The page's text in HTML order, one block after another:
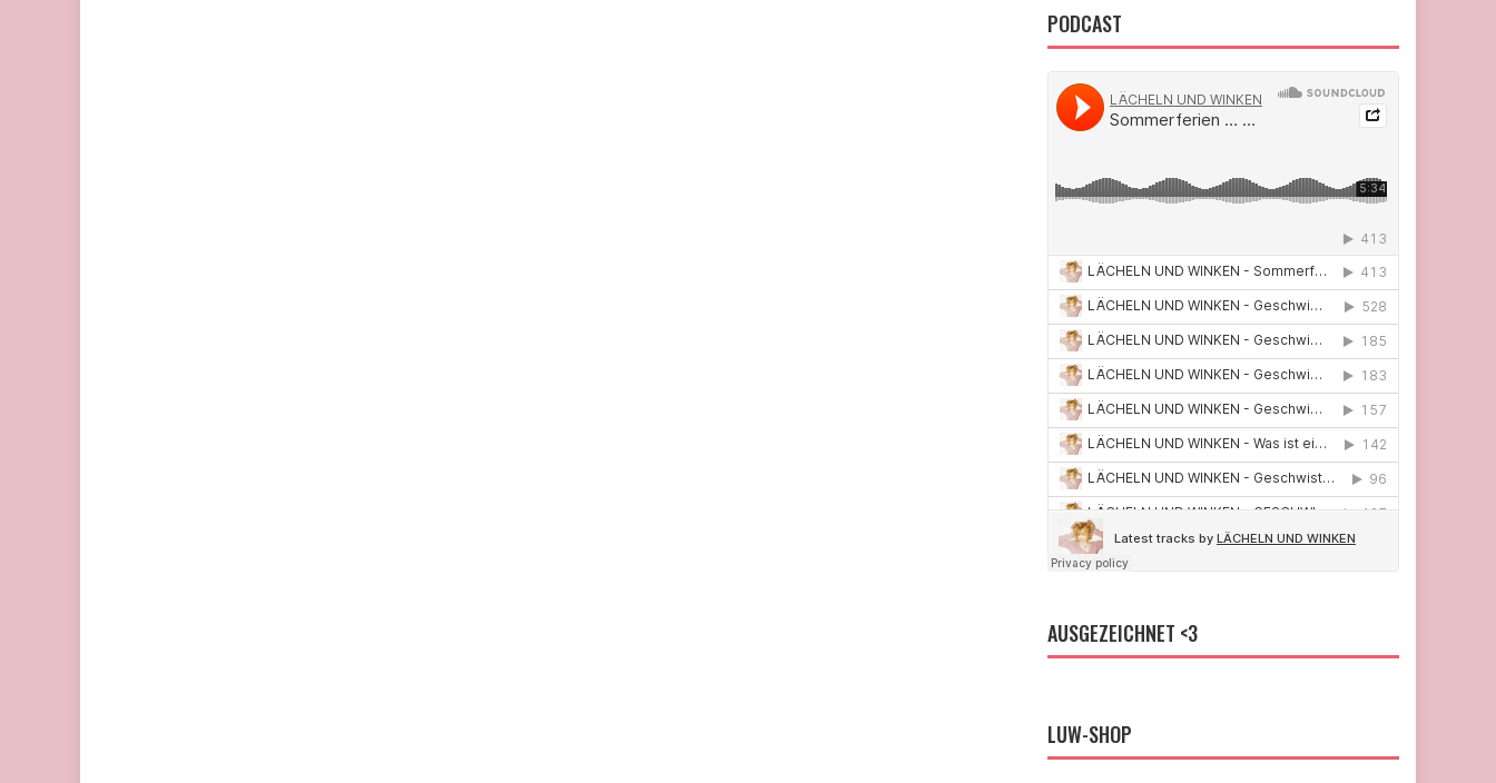
PODCAST
AUSGEZEICHNET <3
LUW-SHOP